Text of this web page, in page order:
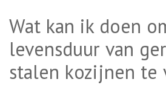
Wat kan ik doen
levensduur van
stalen kozijnen te